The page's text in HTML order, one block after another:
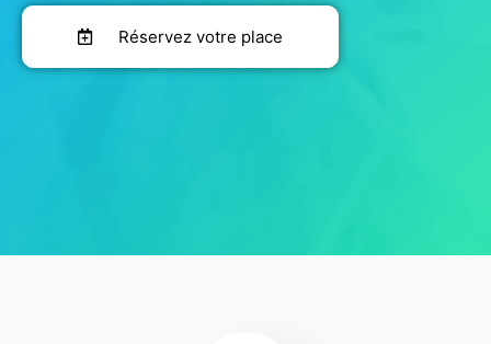
Réservez votre place